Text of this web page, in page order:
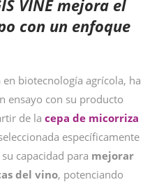
VINE mejora el
con un enfoque
en biotecnología agrícola, ha
ensayo con su producto
de la cepa de micorriza
específicamente
capacidad para mejorar
del vino, potenciando